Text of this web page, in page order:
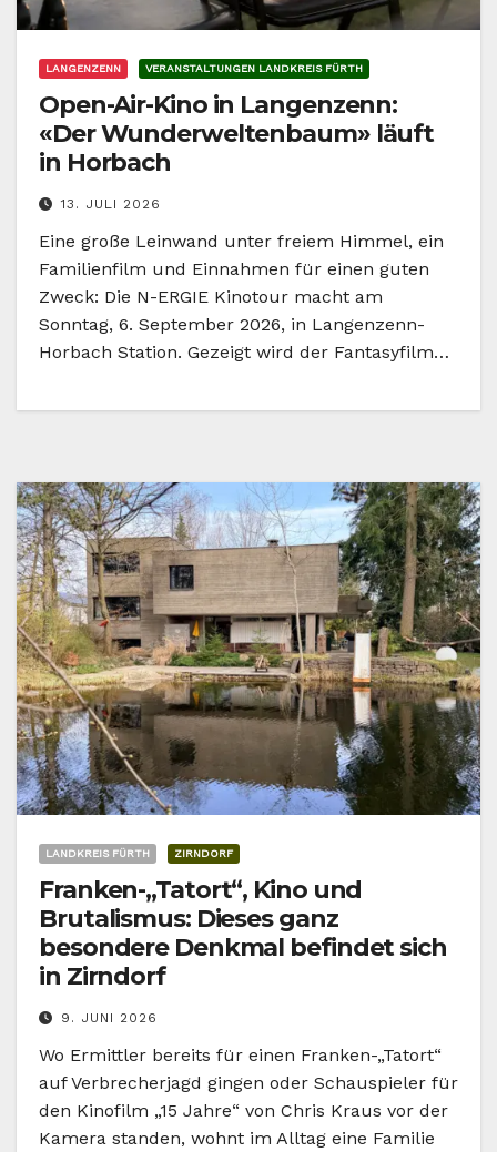
LANGENZENN VERANSTALTUNGEN LANDKREIS FÜRTH
Open-Air-Kino in Langenzenn:
«Der Wunderweltenbaum» läuft
in Horbach
13. JULI 2026
Eine große Leinwand unter freiem Himmel, ein
Familienfilm und Einnahmen für einen guten
Zweck: Die N-ERGIE Kinotour macht am
Sonntag, 6. September 2026, in Langenzenn-
Horbach Station. Gezeigt wird der Fantasyfilm…
LANDKREIS FÜRTH ZIRNDORF
Franken-„Tatort“, Kino und
Brutalismus: Dieses ganz
besondere Denkmal befindet sich
in Zirndorf
9. JUNI 2026
Wo Ermittler bereits für einen Franken-„Tatort“
auf Verbrecherjagd gingen oder Schauspieler für
den Kinofilm „15 Jahre“ von Chris Kraus vor der
Kamera standen, wohnt im Alltag eine Familie